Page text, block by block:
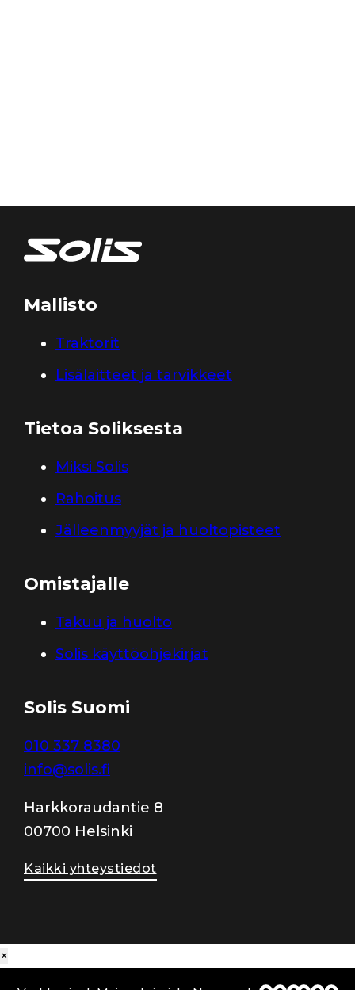
Mallisto
Traktorit
Lisälaitteet ja tarvikkeet
Tietoa Soliksesta
Miksi Solis
Rahoitus
Jälleenmyyjät ja huoltopisteet
Omistajalle
Takuu ja huolto
Solis käyttöohjekirjat
Solis Suomi
010 337 8380
info@solis.fi
Harkkoraudantie 8
00700 Helsinki
Kaikki yhteystiedot
×